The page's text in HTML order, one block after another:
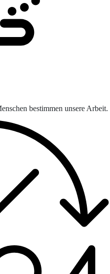
bestimmen unsere Arbeit.